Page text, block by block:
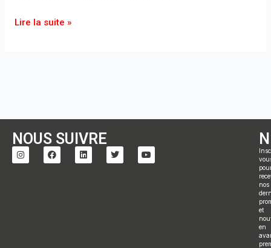
Lire la suite »
NOUS SUIVRE
I
n
F
a
L
i
T
w
Y
o
nos
et
en